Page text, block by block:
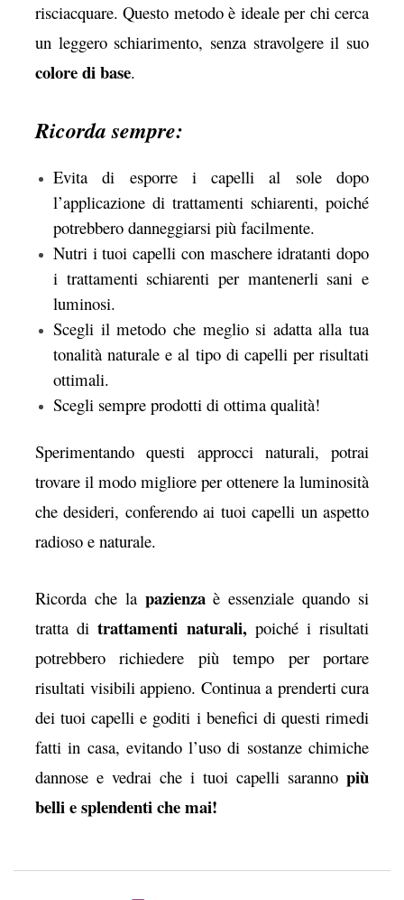
risciacquare. Questo metodo è ideale per chi cerca
un leggero schiarimento, senza stravolgere il suo
colore di base.
Ricorda sempre:
Evita di esporre i capelli al sole dopo
l’applicazione di trattamenti schiarenti, poiché
potrebbero danneggiarsi più facilmente.
Nutri i tuoi capelli con maschere idratanti dopo
i trattamenti schiarenti per mantenerli sani e
luminosi.
Scegli il metodo che meglio si adatta alla tua
tonalità naturale e al tipo di capelli per risultati
ottimali.
Scegli sempre prodotti di ottima qualità!
Sperimentando questi approcci naturali, potrai
trovare il modo migliore per ottenere la luminosità
che desideri, conferendo ai tuoi capelli un aspetto
radioso e naturale.
Ricorda che la pazienzaè essenziale quando si
tratta ditrattamenti naturali,poiché i risultati
potrebbero richiedere più tempo per portare
risultati visibili appieno. Continua a prenderti cura
dei tuoi capelli e goditi i benefici di questi rimedi
fatti in casa, evitando l’uso di sostanze chimiche
dannose e vedrai che i tuoi capelli saranno più
belli e splendenti che mai!